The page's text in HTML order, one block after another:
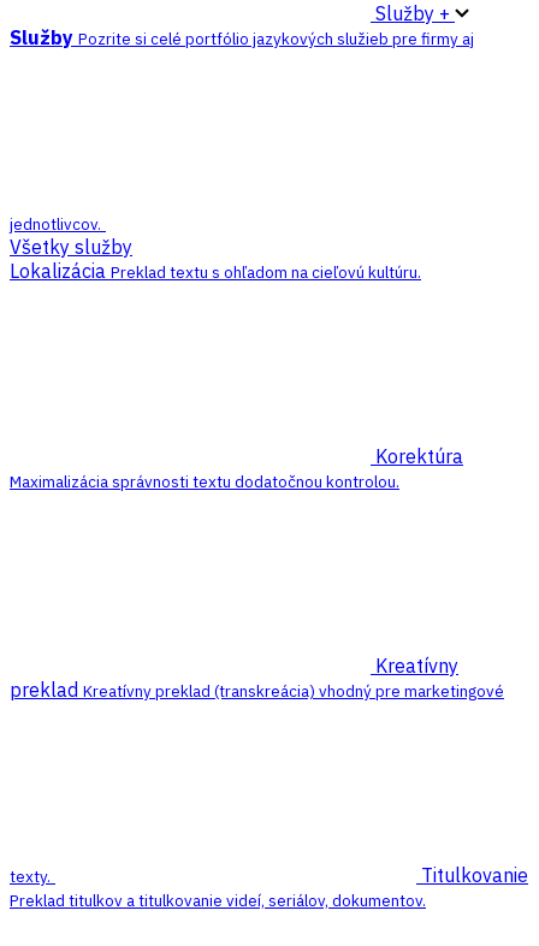
Služby +
Služby Pozrite si celé portfólio jazykových služieb pre firmy aj
jednotlivcov.
Všetky služby
Lokalizácia Preklad textu s ohľadom na cieľovú kultúru.
Korektúra
Maximalizácia správnosti textu dodatočnou kontrolou.
Kreatívny
preklad Kreatívny preklad (transkreácia) vhodný pre marketingové
texty. Titulkovanie
Preklad titulkov a titulkovanie videí, seriálov, dokumentov.